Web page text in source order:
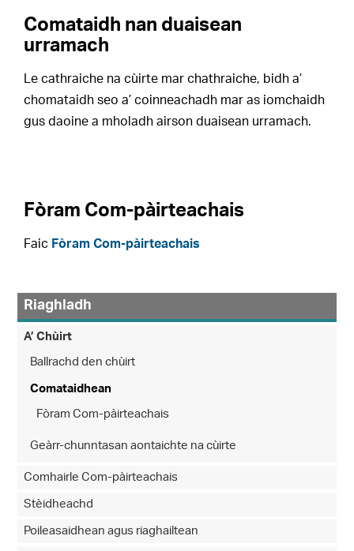
Comataidh nan duaisean
urramach
Le cathraiche na cùirte mar chathraiche, bidh a’
chomataidh seo a’ coinneachadh mar as iomchaidh
gus daoine a mholadh airson duaisean urramach.
Fòram Com-pàirteachais
Faic Fòram Com-pàirteachais
Riaghladh
A’ Chùirt
Ballrachd den chùirt
Comataidhean
Fòram Com-pàirteachais
Geàrr-chunntasan aontaichte na cùirte
Comhairle Com-pàirteachais
Stèidheachd
Poileasaidhean agus riaghailtean